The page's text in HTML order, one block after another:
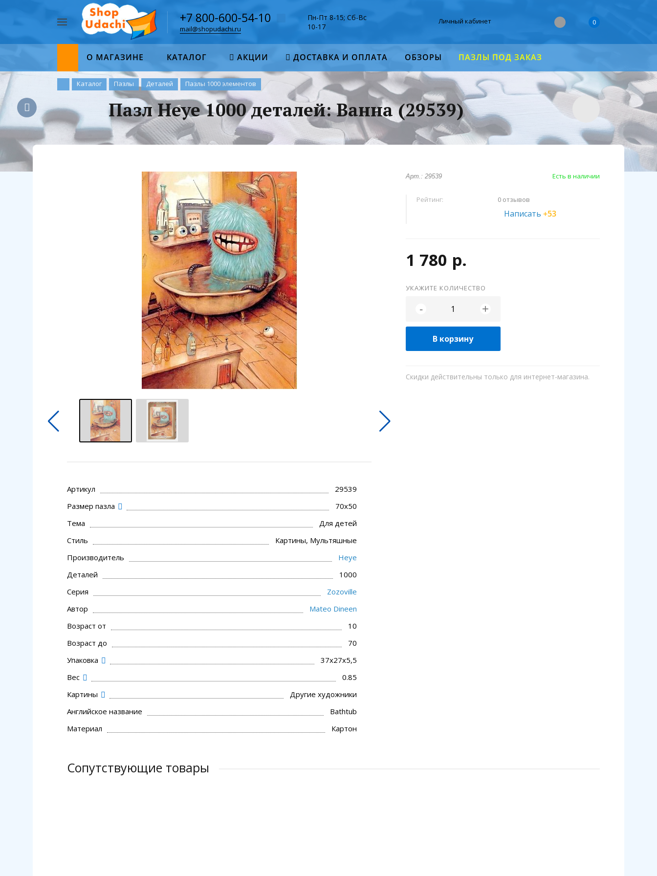
Найти
+7 800-600-54-10
mail@shopudachi.ru
Пн-Пт 8-15; Сб-Вс
10-17
Личный кабинет 0
О МАГАЗИНЕ КАТАЛОГ АКЦИИ ДОСТАВКА И ОПЛАТА ОБЗОРЫ ПАЗЛЫ ПОД ЗАКАЗ
Каталог Пазлы Деталей Пазлы 1000 элементов
Пазл Heye 1000 деталей: Ванна (29539)
Артикул
29539
Размер пазла
70x50
Тема
Для детей
Стиль
Картины, Мультяшные
Производитель
Heye
Деталей
1000
Серия
Zozoville
Автор
Mateo Dineen
Возраст от
10
Возраст до
70
Упаковка
37x27x5,5
Вес
0.85
Картины
Другие художники
Английское название
Bathtub
Материал
Картон
Арт.: 29539 Есть в наличии
Рейтинг: 0 отзывов
Написать+53
1 780 р.
УКАЖИТЕ КОЛИЧЕСТВО
- +
В корзину
Скидки действительны только для интернет-магазина.
Сопутствующие товары